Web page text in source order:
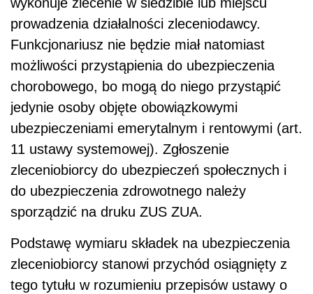
wykonuje zlecenie w siedzibie lub miejscu
prowadzenia działalności zleceniodawcy.
Funkcjonariusz nie będzie miał natomiast
możliwości przystąpienia do ubezpieczenia
chorobowego, bo mogą do niego przystąpić
jedynie osoby objęte obowiązkowymi
ubezpieczeniami emerytalnym i rentowymi (art.
11 ustawy systemowej). Zgłoszenie
zleceniobiorcy do ubezpieczeń społecznych i
do ubezpieczenia zdrowotnego należy
sporządzić na druku ZUS ZUA.
Podstawę wymiaru składek na ubezpieczenia
zleceniobiorcy stanowi przychód osiągnięty z
tego tytułu w rozumieniu przepisów ustawy o